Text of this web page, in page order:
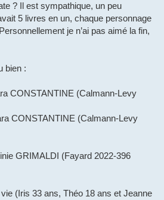
? Il est sympathique, un peu
5 livres en un, chaque personnage
je n’ai pas aimé la fin,
bien :
CONSTANTINE (Calmann-Levy
CONSTANTINE (Calmann-Levy
GRIMALDI (Fayard 2022-396
(Iris 33 ans, Théo 18 ans et Jeanne